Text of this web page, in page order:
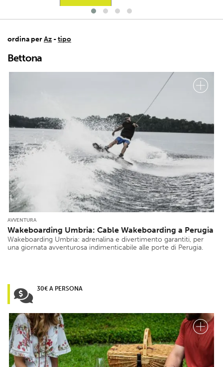
ordina perAz -tipo
Bettona
AVVENTURA
Wakeboarding Umbria: Cable Wakeboarding a Perugia
Wakeboarding Umbria: adrenalina e divertimento garantiti, per
una giornata avventurosa indimenticabile alle porte di Perugia.
30€ A PERSONA